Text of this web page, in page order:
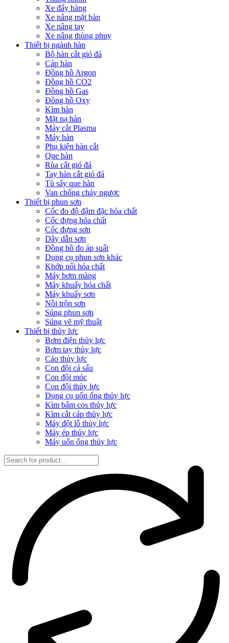
Xe đẩy hàng
Xe nâng mặt bàn
Xe nâng tay
Xe nâng thùng phuy
Thiết bị ngành hàn
Bộ hàn cắt gió đá
Cáp hàn
Đồng hồ Argon
Đồng hồ CO2
Đồng hồ Gas
Đồng hồ Oxy
Kìm hàn
Mặt nạ hàn
Máy cắt Plasma
Máy hàn
Phụ kiện hàn cắt
Que hàn
Rùa cắt gió đá
Tay hàn cắt gió đá
Tủ sấy que hàn
Van chống cháy ngược
Thiết bị phun sơn
Cốc đo độ đậm đặc hóa chất
Cốc đựng hóa chất
Cốc đựng sơn
Dây dẫn sơn
Đồng hồ đo áp suất
Dụng cụ phun sơn khác
Khớp nối hóa chất
Máy bơm màng
Máy khuấy hóa chất
Máy khuấy sơn
Nồi trộn sơn
Súng phun sơn
Súng vẽ mỹ thuật
Thiết bị thủy lực
Bơm điện thủy lực
Bơm tay thủy lực
Cảo thủy lực
Con đội cá sấu
Con đội móc
Con đội thủy lực
Dụng cụ uốn ống thủy lực
Kìm bấm cos thủy lực
Kìm cắt cáp thủy lực
Máy đột lỗ thủy lực
Máy ép thủy lực
Máy uốn ống thủy lực